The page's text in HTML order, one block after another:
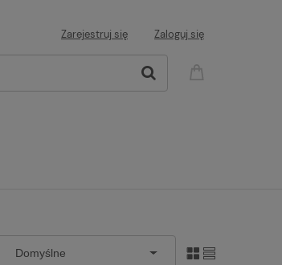
Zarejestruj się
Zaloguj się